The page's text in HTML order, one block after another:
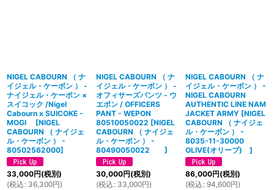
NIGEL CABOURN （ ナ
イジェル・ケーボン ） -
ナイジェル・ケーボン ×
スイコック /Nigel
Cabourn x SUICOKE -
MOGI
[NIGEL
CABOURN （ ナイジェ
ル・ケーボン ） -
80502562000]
33,000円(税別)
(税込 : 36,300円)
NIGEL CABOURN （ ナ
イジェル・ケーボン ） -
オフィサーズパンツ - ウ
エポン / OFFICERS
PANT - WEPON
80510050022 [NIGEL
CABOURN （ ナイジェ
ル・ケーボン ） -
80490050022 ]
30,000円(税別)
(税込 : 33,000円)
NIGEL CABOURN （ ナ
イジェル・ケーボン ） -
NIGEL CABOURN
AUTHENTIC LINE NAM
JACKET ARMY [NIGEL
CABOURN （ ナイジェ
ル・ケーボン ） -
8035-11-30000
OLIVE(オリーブ) ]
86,000円(税別)
(税込 : 94,600円)